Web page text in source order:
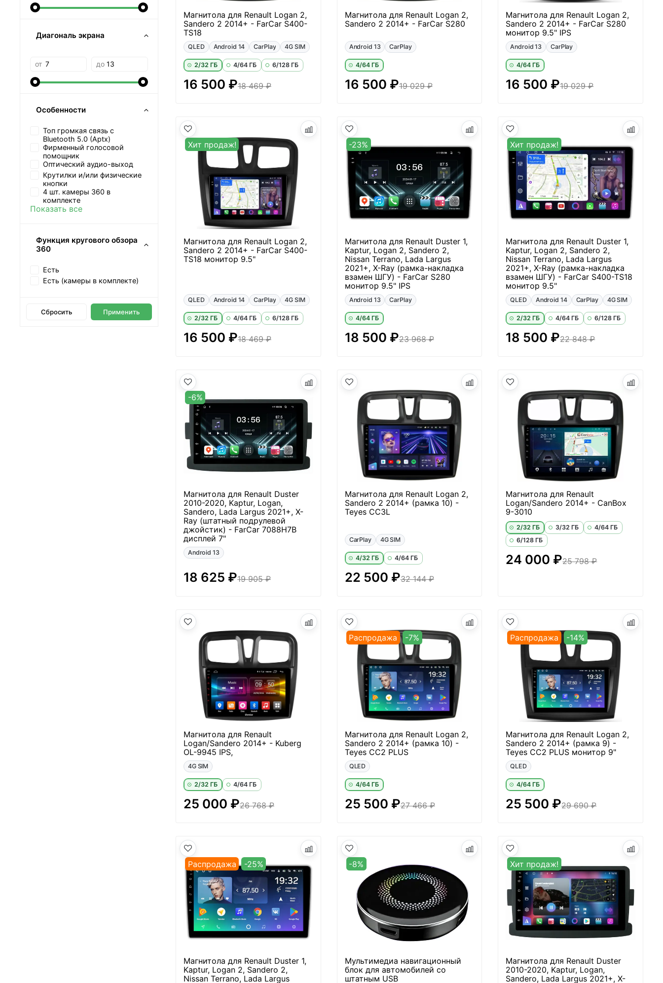
Магнитола для Renault Logan 2,
Sandero 2 2014+ - FarCar S400-
TS18
QLED Android 14 CarPlay 4G SIM
2/32 ГБ 4/64 ГБ 6/128 ГБ
16 500 ₽18 469 ₽
Магнитола для Renault Logan 2,
Sandero 2 2014+ - FarCar S280
Android 13 CarPlay
4/64 ГБ
19 029 ₽
16 500 ₽
Магнитола для Renault Logan 2,
Sandero 2 2014+ - FarCar S280
монитор 9.5" IPS
Android 13 CarPlay
4/64 ГБ
19 029 ₽
16 500 ₽
Хит продаж!
Магнитола для Renault Logan 2,
Sandero 2 2014+ - FarCar S400-
TS18 монитор 9.5"
QLED Android 14 CarPlay 4G SIM
2/32 ГБ 4/64 ГБ 6/128 ГБ
16 500 ₽18 469 ₽
-23%
Магнитола для Renault Duster 1,
Kaptur, Logan 2, Sandero 2,
Nissan Terrano, Lada Largus
2021+, X-Ray (рамка-накладка
взамен ШГУ) - FarCar S280
монитор 9.5" IPS
Android 13 CarPlay
4/64 ГБ
23 968 ₽
18 500 ₽
Хит продаж!
Магнитола для Renault Duster 1,
Kaptur, Logan 2, Sandero 2,
Nissan Terrano, Lada Largus
2021+, X-Ray (рамка-накладка
взамен ШГУ) - FarCar S400-TS18
монитор 9.5"
QLED Android 14 CarPlay 4G SIM
2/32 ГБ 4/64 ГБ 6/128 ГБ
18 500 ₽22 848 ₽
-6%
Магнитола для Renault Duster
2010-2020, Kaptur, Logan,
Sandero, Lada Largus 2021+, X-
Ray (штатный подрулевой
джойстик) - FarCar 7088H7B
дисплей 7"
Android 13
19 905 ₽
18 625 ₽
Магнитола для Renault Logan 2,
Sandero 2 2014+ (рамка 10) -
Teyes CC3L
CarPlay 4G SIM
4/32 ГБ 4/64 ГБ
22 500 ₽32 144 ₽
Магнитола для Renault
Logan/Sandero 2014+ - CanBox
9-3010
2/32 ГБ 3/32 ГБ
4/64 ГБ
6/128 ГБ
24 000 ₽25 798 ₽
Магнитола для Renault
Logan/Sandero 2014+ - Kuberg
OL-9945 IPS,
4G SIM
2/32 ГБ 4/64 ГБ
25 000 ₽26 768 ₽
Распродажа -7%
Магнитола для Renault Logan 2,
Sandero 2 2014+ (рамка 10) -
Teyes CC2 PLUS
QLED
4/64 ГБ
27 466 ₽
25 500 ₽
Распродажа -14%
Магнитола для Renault Logan 2,
Sandero 2 2014+ (рамка 9) -
Teyes CC2 PLUS монитор 9"
QLED
4/64 ГБ
29 690 ₽
25 500 ₽
Распродажа -25%
Магнитола для Renault Duster 1,
Kaptur, Logan 2, Sandero 2,
Nissan Terrano, Lada Largus
-8%
Мультимедиа навигационный
блок для автомобилей со
штатным USB
Хит продаж!
Магнитола для Renault Duster
2010-2020, Kaptur, Logan,
Sandero, Lada Largus 2021+, X-
Диагональ экрана
от до
Особенности
Топ громкая связь с
Bluetooth 5.0 (Aptx)
Фирменный голосовой
помощник
Оптический аудио-выход
Крутилки и/или физические
кнопки
4 шт. камеры 360 в
комплекте
Показать все
Функция кругового обзора
360
Есть
Есть (камеры в комплекте)
Сбросить Применить